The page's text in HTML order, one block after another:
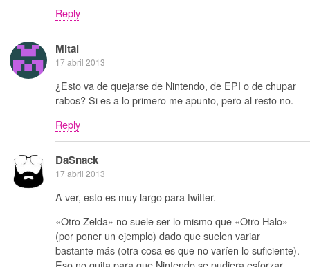
Reply
Mital
17 abril 2013
¿Esto va de quejarse de Nintendo, de EPI o de chupar
rabos? Si es a lo primero me apunto, pero al resto no.
Reply
DaSnack
17 abril 2013
A ver, esto es muy largo para twitter.
«Otro Zelda» no suele ser lo mismo que «Otro Halo»
(por poner un ejemplo) dado que suelen variar
bastante más (otra cosa es que no varíen lo suficiente).